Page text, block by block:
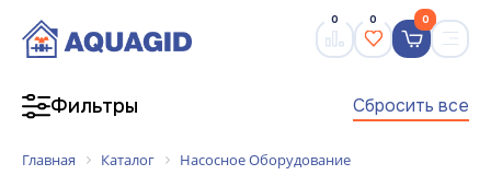
0 0 0
Фильтры Сбросить все
Главная Каталог
Насосное Оборудование